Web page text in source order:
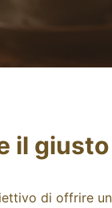
il
di offrire